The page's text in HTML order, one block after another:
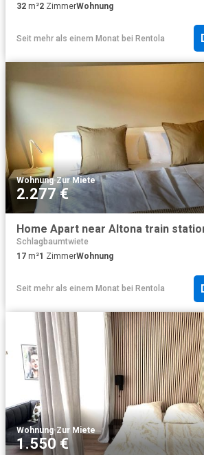
32 m²2 ZimmerWohnung
Seit mehr als einem Monat bei Rentola
Wohnung·Zur Miete
2.277 €
Home Apart near Altona train
Schlagbaumtwiete
17 m²1 ZimmerWohnung
Seit mehr als einem Monat bei Rentola
Wohnung·Zur Miete
1.550 €